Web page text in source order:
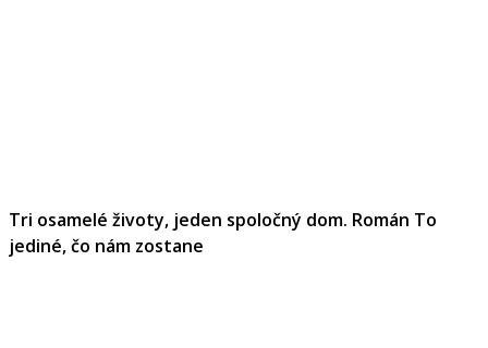
Tri osamelé životy, jeden spoločný dom. Román To
jediné, čo nám zostane